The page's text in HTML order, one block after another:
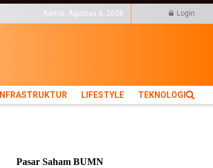
Kamis, Agustus 6, 2026 Login
INFRASTRUKTUR LIFESTYLE TEKNOLOGI
Pasar Saham BUMN